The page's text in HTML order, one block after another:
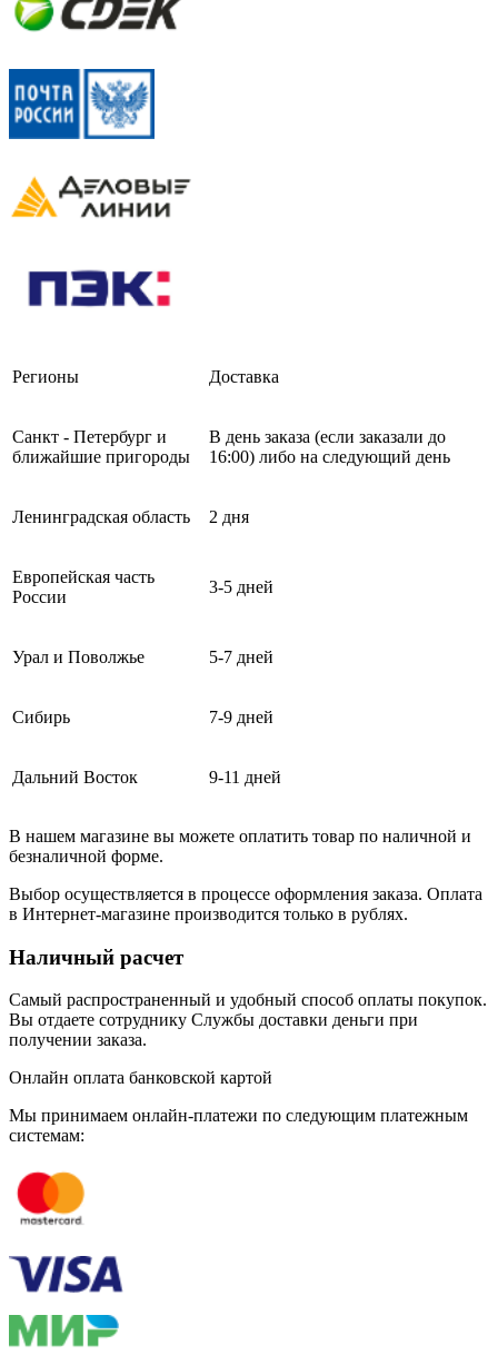
Регионы Доставка
Санкт - Петербург и
ближайшие пригороды
В день заказа (если заказали до
16:00) либо на следующий день
Ленинградская область 2 дня
Европейская часть
России
3-5 дней
Урал и Поволжье 5-7 дней
Сибирь 7-9 дней
Дальний Восток 9-11 дней
В нашем магазине вы можете оплатить товар по наличной и
безналичной форме.
Выбор осуществляется в процессе оформления заказа. Оплата
в Интернет-магазине производится только в рублях.
Наличный расчет
Самый распространенный и удобный способ оплаты покупок.
Вы отдаете сотруднику Службы доставки деньги при
получении заказа.
Онлайн оплата банковской картой
Мы принимаем онлайн-платежи по cледующим платежным
системам: